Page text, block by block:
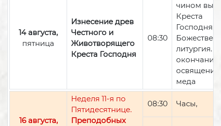
14 августа,
пятница
Изнесение древ
Честного и
Животворящего
Креста Господня
08:30
чином
Креста
Господня,
литургия.
окончании
освящение
меда
16 августа,
Неделя 11-я по
Пятидесятнице.
Преподобных
08:30 Часы,